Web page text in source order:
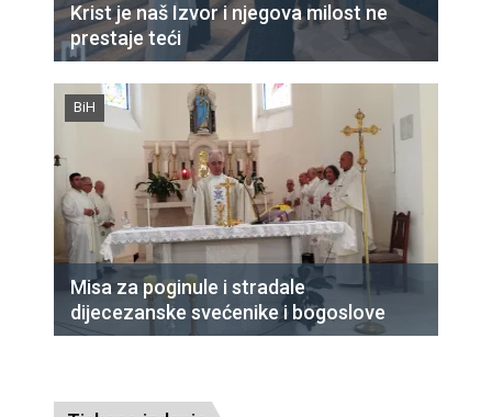
Krist je naš Izvor i njegova milost ne
prestaje teći
BiH
Misa za poginule i stradale
dijecezanske svećenike i bogoslove